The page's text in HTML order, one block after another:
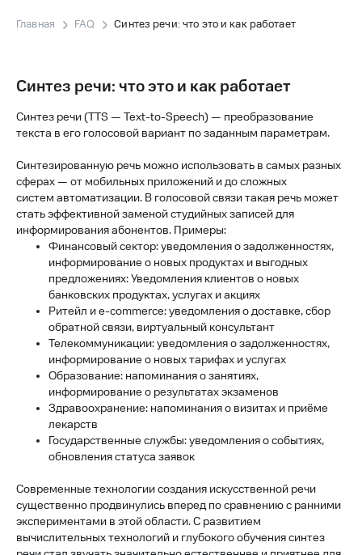
Главная FAQ Синтез речи: что это и как работает
Синтез речи: что это и как работает
Синтез речи (TTS — Text-to-Speech) — преобразование
текста в его голосовой вариант по заданным параметрам.
Синтезированную речь можно использовать в самых разных
сферах — от мобильных приложений и до сложных
систем автоматизации. В голосовой связи такая речь может
стать эффективной заменой студийных записей для
информирования абонентов. Примеры:
Финансовый сектор: уведомления о задолженностях,
информирование о новых продуктах и выгодных
предложениях: Уведомления клиентов о новых
банковских продуктах, услугах и акциях
Ритейл и e-commerce: уведомления о доставке, сбор
обратной связи, виртуальный консультант
Телекоммуникации: уведомления о задолженностях,
информирование о новых тарифах и услугах
Образование: напоминания о занятиях,
информирование о результатах экзаменов
Здравоохранение: напоминания о визитах и приёме
лекарств
Государственные службы: уведомления о событиях,
обновления статуса заявок
Современные технологии создания искусственной речи
существенно продвинулись вперед по сравнению с ранними
экспериментами в этой области. C развитием
вычислительных технологий и глубокого обучения синтез